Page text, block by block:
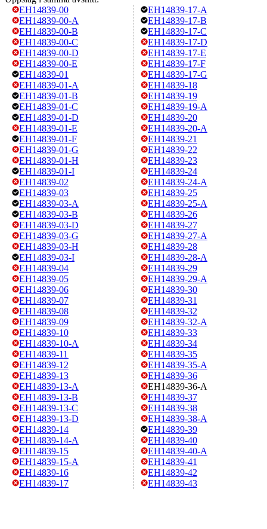
EH14839-00
EH14839-00-A
EH14839-00-B
EH14839-00-C
EH14839-00-D
EH14839-00-E
EH14839-01
EH14839-01-A
EH14839-01-B
EH14839-01-C
EH14839-01-D
EH14839-01-E
EH14839-01-F
EH14839-01-G
EH14839-01-H
EH14839-01-I
EH14839-02
EH14839-03
EH14839-03-A
EH14839-03-B
EH14839-03-D
EH14839-03-G
EH14839-03-H
EH14839-03-I
EH14839-04
EH14839-05
EH14839-06
EH14839-07
EH14839-08
EH14839-09
EH14839-10
EH14839-10-A
EH14839-11
EH14839-12
EH14839-13
EH14839-13-A
EH14839-13-B
EH14839-13-C
EH14839-13-D
EH14839-14
EH14839-14-A
EH14839-15
EH14839-15-A
EH14839-16
EH14839-17
EH14839-17-A
EH14839-17-B
EH14839-17-C
EH14839-17-D
EH14839-17-E
EH14839-17-F
EH14839-17-G
EH14839-18
EH14839-19
EH14839-19-A
EH14839-20
EH14839-20-A
EH14839-21
EH14839-22
EH14839-23
EH14839-24
EH14839-24-A
EH14839-25
EH14839-25-A
EH14839-26
EH14839-27
EH14839-27-A
EH14839-28
EH14839-28-A
EH14839-29
EH14839-29-A
EH14839-30
EH14839-31
EH14839-32
EH14839-32-A
EH14839-33
EH14839-34
EH14839-35
EH14839-35-A
EH14839-36
EH14839-36-A
EH14839-37
EH14839-38
EH14839-38-A
EH14839-39
EH14839-40
EH14839-40-A
EH14839-41
EH14839-42
EH14839-43